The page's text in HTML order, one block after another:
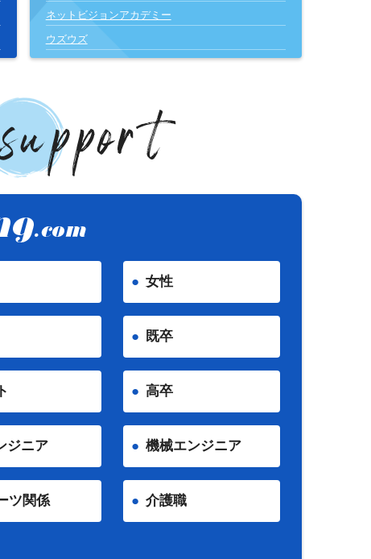
ネットビジョンアカデミー
ウズウズ
女性
既卒
高卒
ジニア 機械エンジニア
ツ関係 介護職